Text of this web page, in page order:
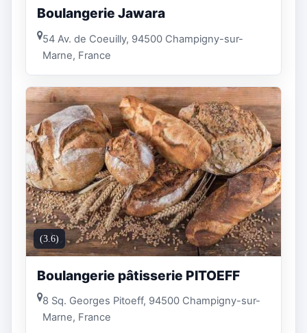
Boulangerie Jawara
54 Av. de Coeuilly, 94500 Champigny-sur-
Marne, France
(3.6)
Boulangerie pâtisserie PITOEFF
8 Sq. Georges Pitoeff, 94500 Champigny-sur-
Marne, France